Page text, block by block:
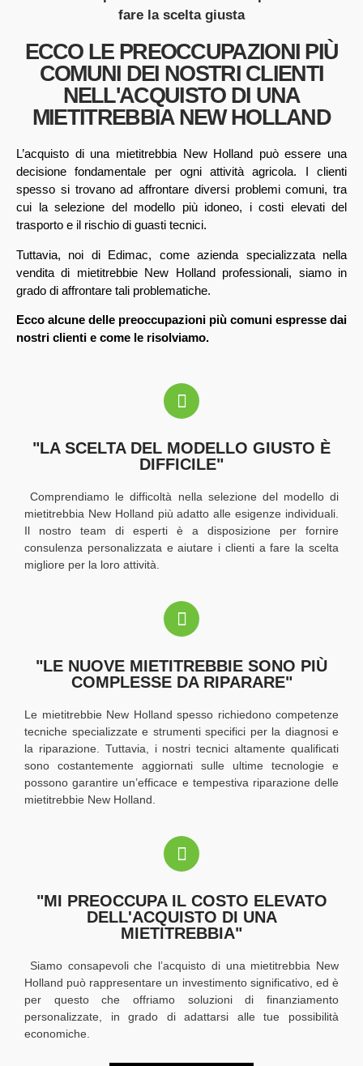
fare la scelta giusta
ECCO LE PREOCCUPAZIONI PIÙ
COMUNI DEI NOSTRI CLIENTI
NELL'ACQUISTO DI UNA
MIETITREBBIA NEW HOLLAND
L’acquisto di una mietitrebbia New Holland può essere una
decisione fondamentale per ogni attività agricola. I clienti
spesso si trovano ad affrontare diversi problemi comuni, tra
cui la selezione del modello più idoneo, i costi elevati del
trasporto e il rischio di guasti tecnici.
Tuttavia, noi di Edimac, come azienda specializzata nella
vendita di mietitrebbie New Holland professionali, siamo in
grado di affrontare tali problematiche.
Ecco alcune delle preoccupazioni più comuni espresse dai
nostri clienti e come le risolviamo.
"LA SCELTA DEL MODELLO GIUSTO È
DIFFICILE"
Comprendiamo le difficoltà nella selezione del modello di
mietitrebbia New Holland più adatto alle esigenze individuali.
Il nostro team di esperti è a disposizione per fornire
consulenza personalizzata e aiutare i clienti a fare la scelta
migliore per la loro attività.
"LE NUOVE MIETITREBBIE SONO PIÙ
COMPLESSE DA RIPARARE"
Le mietitrebbie New Holland spesso richiedono competenze
tecniche specializzate e strumenti specifici per la diagnosi e
la riparazione. Tuttavia, i nostri tecnici altamente qualificati
sono costantemente aggiornati sulle ultime tecnologie e
possono garantire un’efficace e tempestiva riparazione delle
mietitrebbie New Holland.
"MI PREOCCUPA IL COSTO ELEVATO
DELL'ACQUISTO DI UNA
MIETITREBBIA"
Siamo consapevoli che l’acquisto di una mietitrebbia New
Holland può rappresentare un investimento significativo, ed è
per questo che offriamo soluzioni di finanziamento
personalizzate, in grado di adattarsi alle tue possibilità
economiche.